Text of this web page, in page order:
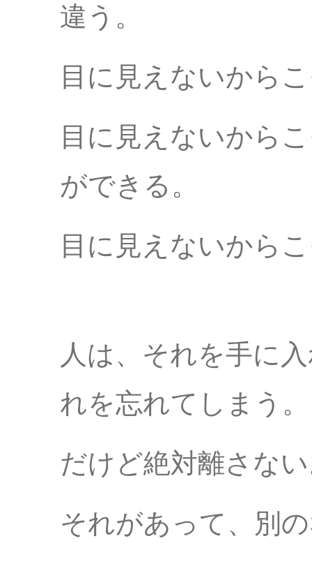
違う。
目に見えないから
目に見えないから
ができる。
目に見えないから
人は、それを手に
れを忘れてしまう。
だけど絶対離さな
それがあって、別